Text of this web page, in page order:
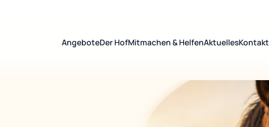
AngeboteDer HofMitmachen & HelfenAktuellesKontakt